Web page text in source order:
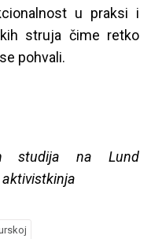
u praksi i
struja čime retko
pohvali.
studija na Lund